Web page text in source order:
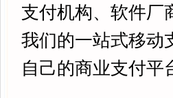
支付机构、软件厂
我们的一站式移动
自己的商业支付平